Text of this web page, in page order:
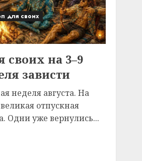
для своих
своих на 3–9
зависти
неделя августа. На
отпускная
Одни уже вернулись...